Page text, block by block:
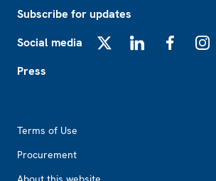
Subscribe for updates
Social media
Press
Terms of Use
Procurement